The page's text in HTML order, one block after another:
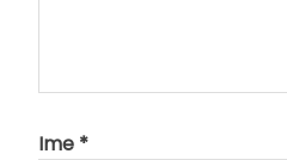
Ime *